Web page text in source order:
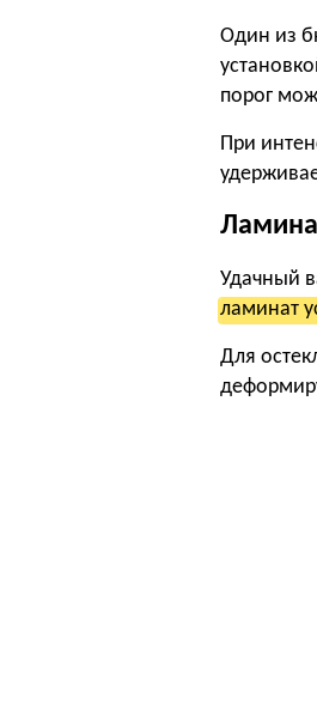
Один из
порог
При
Удачный
ламинат
Для